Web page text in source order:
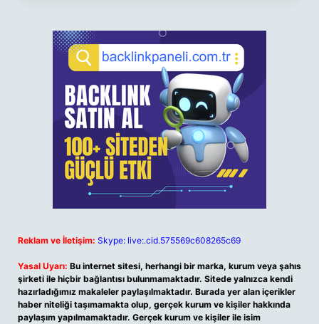
Reklam ve İletişim: Skype: live:.cid.575569c608265c69
Yasal Uyarı: Bu internet sitesi, herhangi bir marka, kurum veya şahıs
şirketi ile hiçbir bağlantısı bulunmamaktadır. Sitede yalnızca kendi
hazırladığımız makaleler paylaşılmaktadır. Burada yer alan içerikler
haber niteliği taşımamakta olup, gerçek kurum ve kişiler hakkında
paylaşım yapılmamaktadır. Gerçek kurum ve kişiler ile isim